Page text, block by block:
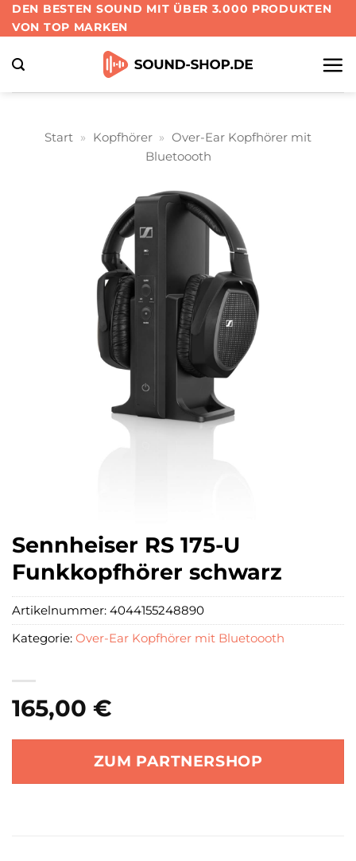
Zum
Inhalt
springen
DEN BESTEN SOUND MIT ÜBER 3.000 PRODUKTEN
VON TOP MARKEN
Start » Kopfhörer » Over-Ear Kopfhörer mit
Bluetoooth
Sennheiser RS 175-U
Funkkopfhörer schwarz
165,00 €
ZUM PARTNERSHOP
Artikelnummer: 4044155248890
Kategorie: Over-Ear Kopfhörer mit Bluetoooth